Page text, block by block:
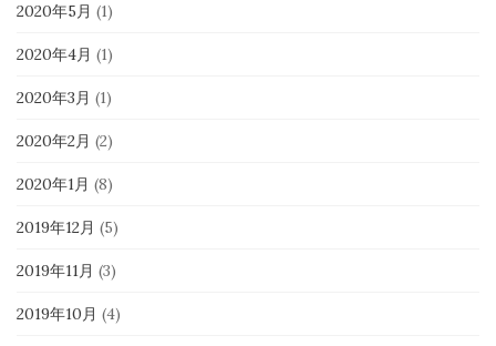
2020年5月 (1)
2020年4月 (1)
2020年3月 (1)
2020年2月 (2)
2020年1月 (8)
2019年12月 (5)
2019年11月 (3)
2019年10月 (4)